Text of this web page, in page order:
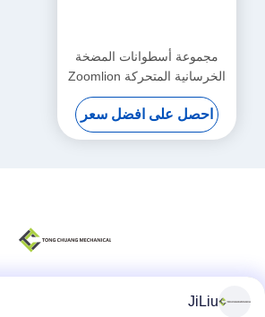
مجموعة أسطوانات المضخة
الخرسانية المتحركة Zoomlion
(يسار) F9000 (مقعد السائق
الأمامي)
000190201A0200000
احصل على افضل سعر
JiLiu